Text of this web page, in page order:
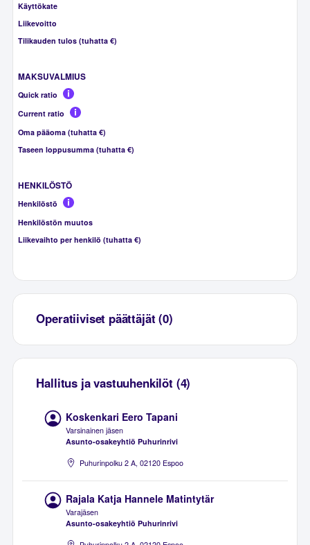
Käyttökate
Liikevoitto
Tilikauden tulos (tuhatta €)
MAKSUVALMIUS
Quick ratio
Current ratio
Oma pääoma (tuhatta €)
Taseen loppusumma (tuhatta €)
HENKILÖSTÖ
Henkilöstö
Henkilöstön muutos
Liikevaihto per henkilö (tuhatta €)
Operatiiviset päättäjät (0)
Hallitus ja vastuuhenkilöt (4)
Koskenkari Eero Tapani
Varsinainen jäsen
Asunto-osakeyhtiö Puhurinrivi
Puhurinpolku 2 A, 02120 Espoo
Rajala Katja Hannele Matintytär
Varajäsen
Asunto-osakeyhtiö Puhurinrivi